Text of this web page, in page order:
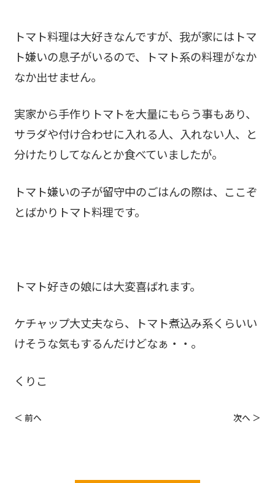
トマト料理は大好きなんですが、我が家にはトマ
ト嫌いの息子がいるので、トマト系の料理がなか
なか出せません。
実家から手作りトマトを大量にもらう事もあり、
サラダや付け合わせに入れる人、入れない人、と
分けたりしてなんとか食べていましたが。
トマト嫌いの子が留守中のごはんの際は、ここぞ
とばかりトマト料理です。
トマト好きの娘には大変喜ばれます。
ケチャップ大丈夫なら、トマト煮込み系くらいい
けそうな気もするんだけどなぁ・・。
くりこ
＜ 前へ 次へ ＞